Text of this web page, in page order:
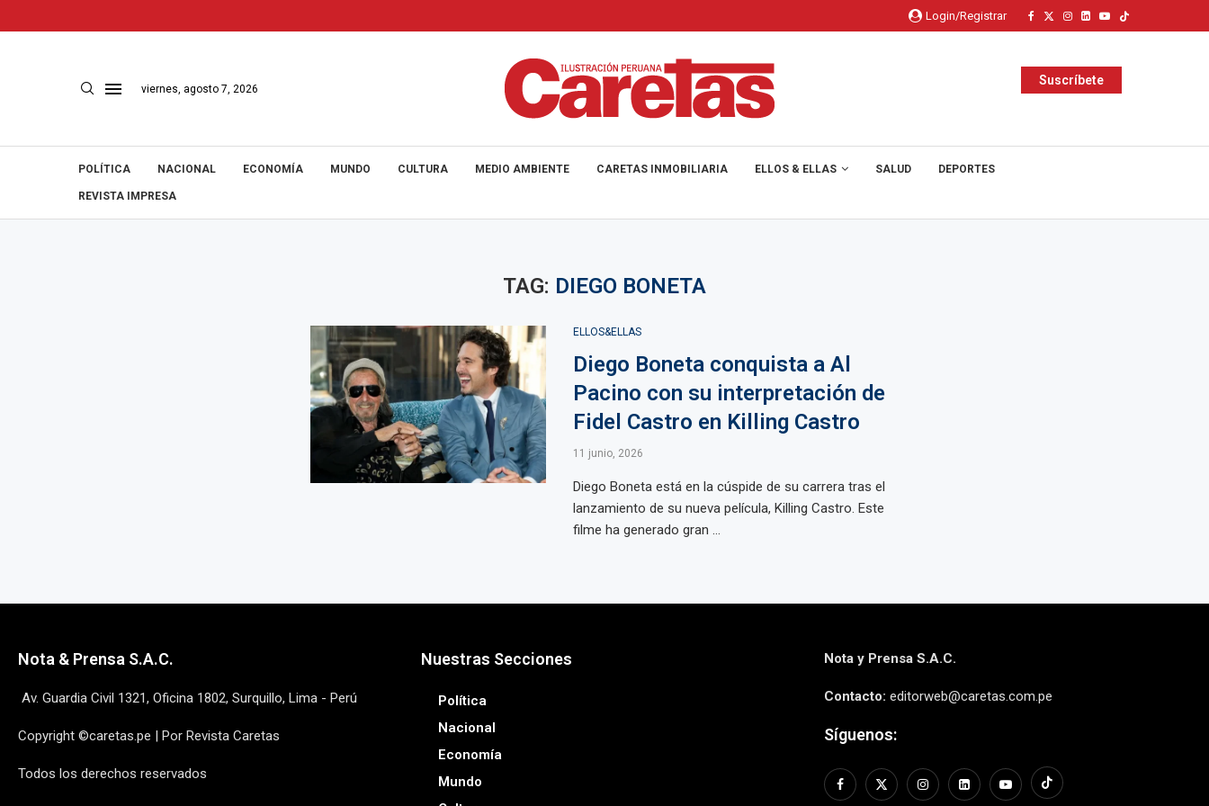
Login/Registrar
viernes, agosto 7, 2026
Suscríbete
POLÍTICA NACIONAL ECONOMÍA MUNDO CULTURA MEDIO AMBIENTE CARETAS INMOBILIARIA ELLOS & ELLAS SALUD DEPORTES
REVISTA IMPRESA
TAG: DIEGO BONETA
ELLOS&ELLAS
Diego Boneta conquista a Al
Pacino con su interpretación de
Fidel Castro en Killing Castro
11 junio, 2026
Diego Boneta está en la cúspide de su carrera tras el
lanzamiento de su nueva película, Killing Castro. Este
filme ha generado gran ...
Nota & Prensa S.A.C.
Av. Guardia Civil 1321, Oficina 1802, Surquillo, Lima - Perú
Copyright ©caretas.pe | Por Revista Caretas
Todos los derechos reservados
Nuestras Secciones
Política
Nacional
Economía
Mundo
Nota y Prensa S.A.C.
Contacto: editorweb@caretas.com.pe
Síguenos: